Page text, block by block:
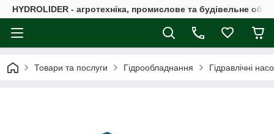
HYDROLIDER - агротехніка, промислове та будівельне
Товари та послуги Гідрообладнання Гідравлічні